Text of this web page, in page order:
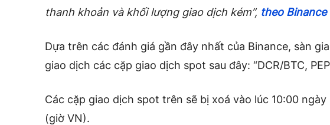
thanh khoản và khối lượng giao dịch kém”, theo
Dựa trên các đánh giá gần đây nhất của Binance, sàn
giao dịch các cặp giao dịch spot sau đây: “DCR/BTC,
Các cặp giao dịch spot trên sẽ bị xoá vào lúc 10:00
(giờ VN).